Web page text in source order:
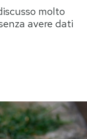
Idee
molto
avere dati